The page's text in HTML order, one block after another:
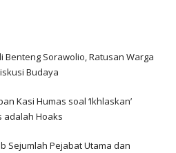
Benteng Sorawolio, Ratusan Warga
Budaya
Kasi Humas soal ‘Ikhlaskan’
adalah Hoaks
Sejumlah Pejabat Utama dan